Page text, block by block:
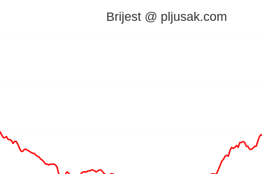
Brijest @ pljusak.com